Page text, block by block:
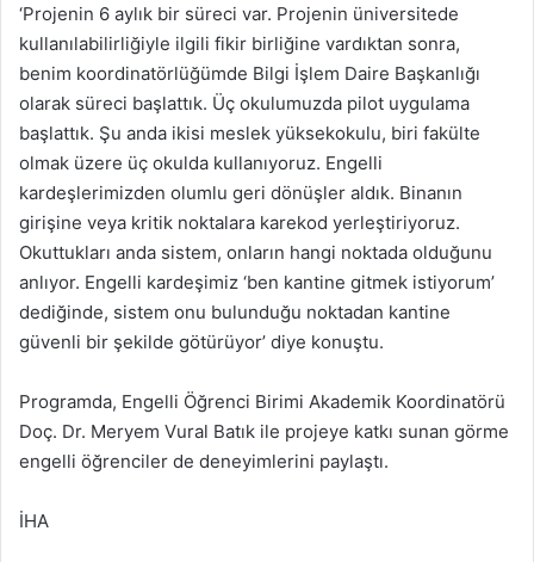
‘Projenin 6 aylık bir süreci var. Projenin üniversitede
kullanılabilirliğiyle ilgili fikir birliğine vardıktan sonra,
benim koordinatörlüğümde Bilgi İşlem Daire Başkanlığı
olarak süreci başlattık. Üç okulumuzda pilot uygulama
başlattık. Şu anda ikisi meslek yüksekokulu, biri fakülte
olmak üzere üç okulda kullanıyoruz. Engelli
kardeşlerimizden olumlu geri dönüşler aldık. Binanın
girişine veya kritik noktalara karekod yerleştiriyoruz.
Okuttukları anda sistem, onların hangi noktada olduğunu
anlıyor. Engelli kardeşimiz ‘ben kantine gitmek istiyorum’
dediğinde, sistem onu bulunduğu noktadan kantine
güvenli bir şekilde götürüyor’ diye konuştu.
Programda, Engelli Öğrenci Birimi Akademik Koordinatörü
Doç. Dr. Meryem Vural Batık ile projeye katkı sunan görme
engelli öğrenciler de deneyimlerini paylaştı.
İHA